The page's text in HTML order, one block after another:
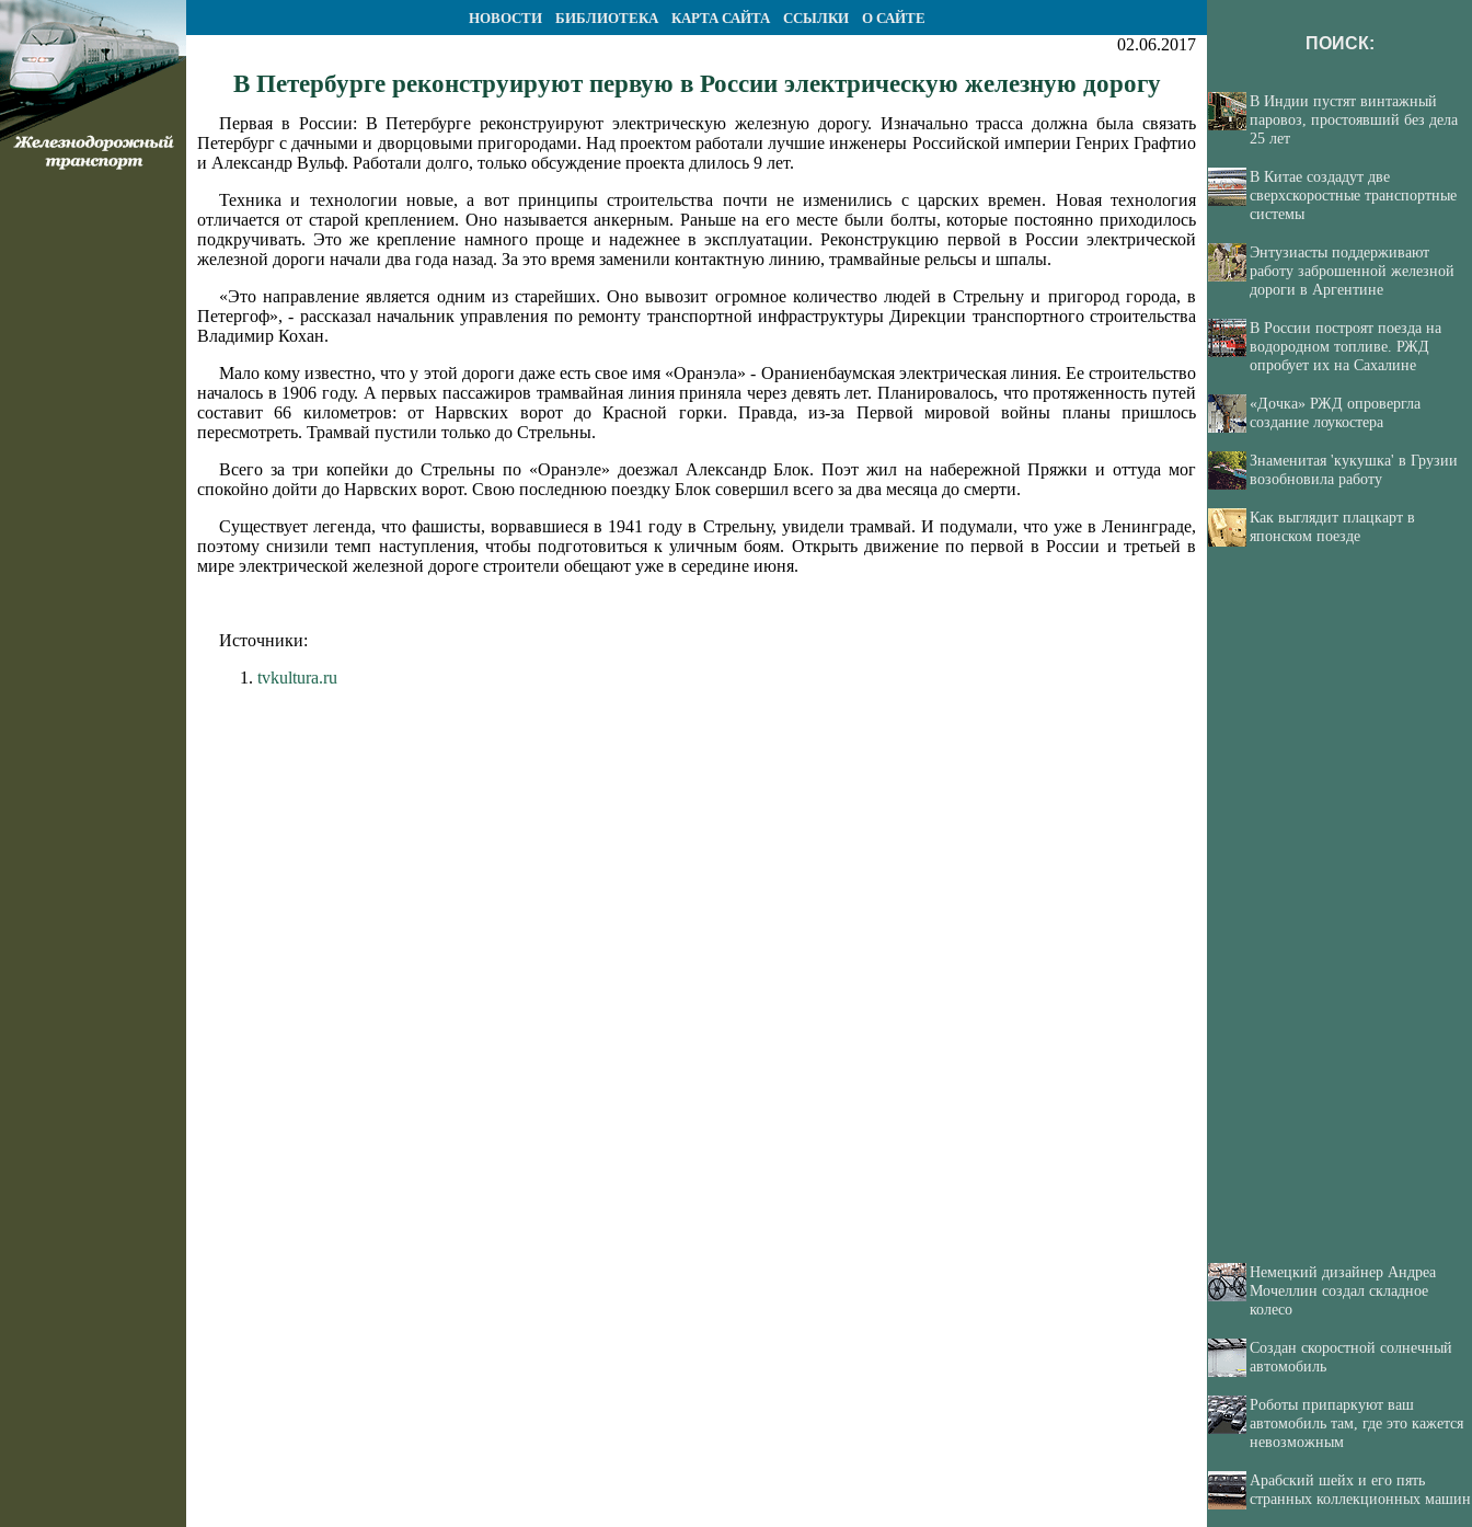
НОВОСТИ БИБЛИОТЕКА КАРТА САЙТА ССЫЛКИ О САЙТЕ
02.06.2017
В Петербурге реконструируют первую в России электрическую железную дорогу
Первая в России: В Петербурге реконструируют электрическую железную дорогу. Изначально трасса должна была связать
Петербург с дачными и дворцовыми пригородами. Над проектом работали лучшие инженеры Российской империи Генрих Графтио
и Александр Вульф. Работали долго, только обсуждение проекта длилось 9 лет.
Техника и технологии новые, а вот принципы строительства почти не изменились с царских времен. Новая технология
отличается от старой креплением. Оно называется анкерным. Раньше на его месте были болты, которые постоянно приходилось
подкручивать. Это же крепление намного проще и надежнее в эксплуатации. Реконструкцию первой в России электрической
железной дороги начали два года назад. За это время заменили контактную линию, трамвайные рельсы и шпалы.
«Это направление является одним из старейших. Оно вывозит огромное количество людей в Стрельну и пригород города, в
Петергоф», - рассказал начальник управления по ремонту транспортной инфраструктуры Дирекции транспортного строительства
Владимир Кохан.
Мало кому известно, что у этой дороги даже есть свое имя «Оранэла» - Ораниенбаумская электрическая линия. Ее строительство
началось в 1906 году. А первых пассажиров трамвайная линия приняла через девять лет. Планировалось, что протяженность путей
составит 66 километров: от Нарвских ворот до Красной горки. Правда, из-за Первой мировой войны планы пришлось
пересмотреть. Трамвай пустили только до Стрельны.
Всего за три копейки до Стрельны по «Оранэле» доезжал Александр Блок. Поэт жил на набережной Пряжки и оттуда мог
спокойно дойти до Нарвских ворот. Свою последнюю поездку Блок совершил всего за два месяца до смерти.
Существует легенда, что фашисты, ворвавшиеся в 1941 году в Стрельну, увидели трамвай. И подумали, что уже в Ленинграде,
поэтому снизили темп наступления, чтобы подготовиться к уличным боям. Открыть движение по первой в России и третьей в
мире электрической железной дороге строители обещают уже в середине июня.
Источники:
tvkultura.ru
ПОИСК:
В Индии пустят винтажный
паровоз, простоявший без дела
25 лет
В Китае создадут две
сверхскоростные транспортные
системы
Энтузиасты поддерживают
работу заброшенной железной
дороги в Аргентине
В России построят поезда на
водородном топливе. РЖД
опробует их на Сахалине
«Дочка» РЖД опровергла
создание лоукостера
Знаменитая 'кукушка' в Грузии
возобновила работу
Как выглядит плацкарт в
японском поезде
Немецкий дизайнер Андреа
Мочеллин создал складное
колесо
Создан скоростной солнечный
автомобиль
Роботы припаркуют ваш
автомобиль там, где это кажется
невозможным
Арабский шейх и его пять
странных коллекционных машин